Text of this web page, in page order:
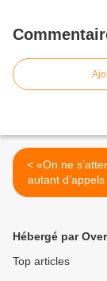
< «On ne s’attendait pas à
autant d’appels
Hébergé par
Top articles